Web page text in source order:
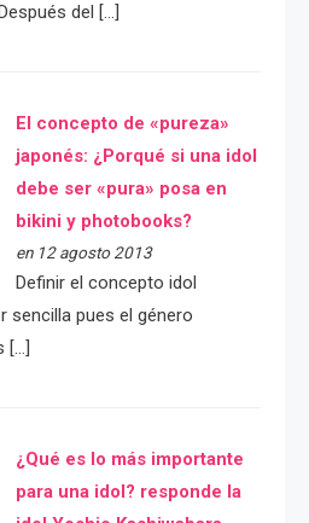
del […]
El concepto de «pureza»
japonés: ¿Porqué si una idol
debe ser «pura» posa en
bikini y photobooks?
en 12 agosto 2013
Definir el concepto idol
sencilla pues el género
[…]
¿Qué es lo más importante
para una idol? responde la